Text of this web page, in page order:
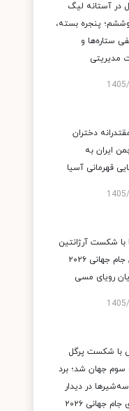
در آستانه لیگ
پنجره بسته،
ستاره‌ها و
مدیریتی
دختران
ایران به
قهرمانی آسیا
با شکست آرژانتین
قهرمان جام جهانی ۲۰۲۶
رویای مسی
با شکست پرگل
سوم جهان شد؛ برد
۶ بر ۴ سه‌شیرها در دیدار
جهانی ۲۰۲۶